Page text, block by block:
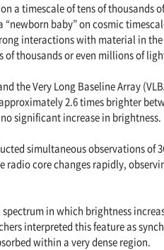
a timescale of tens of thousands
“newborn baby” on cosmic
interactions with material in
thousands or even millions of
the Very Long Baseline Array
2.6 times brighter
significant increase in brightness.
simultaneous observations of
radio core changes rapidly,
in which brightness
interpreted this feature as
within a very dense region.